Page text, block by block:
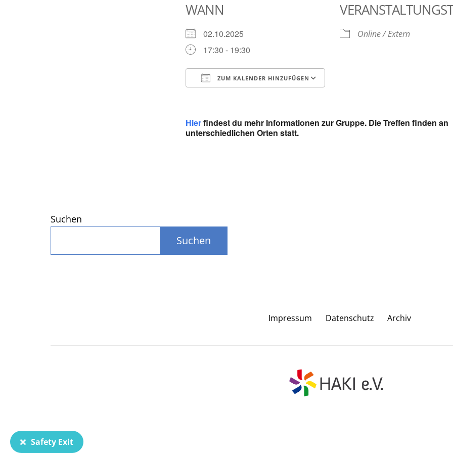
Safety Exit
WANN
02.10.2025
17:30 - 19:30
ZUM KALENDER HINZUFÜGEN
Online / Extern
Hierfindest du mehr Informationen zur Gruppe. Die Treffen finden an
unterschiedlichen Orten statt.
Suchen
Suchen
Impressum Datenschutz Archiv